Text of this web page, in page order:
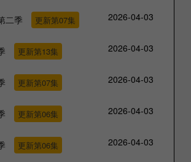
二季 更新第07集 2026-04-03
更新第13集 2026-04-03
更新第07集 2026-04-03
更新第06集 2026-04-03
更新第06集 2026-04-03